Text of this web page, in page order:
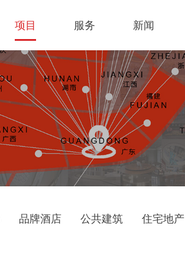
项目 服务 新闻
品牌酒店 公共建筑 住宅地产